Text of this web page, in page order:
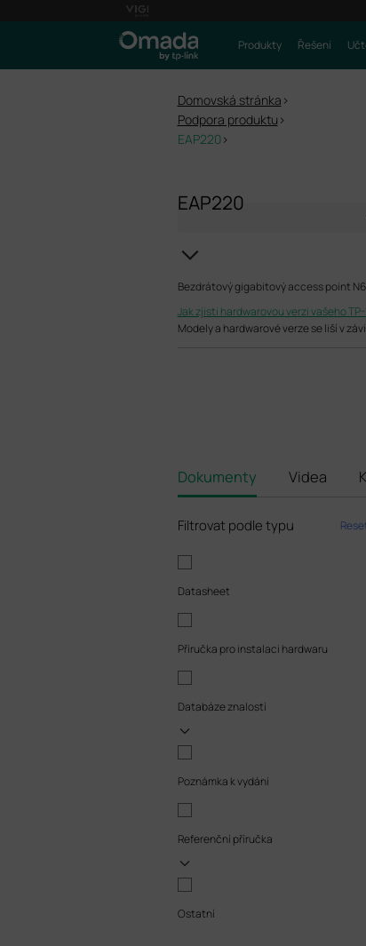
Produkty Řešení
Domovská stránka >
Podpora produktu >
EAP220>
EAP220
Bezdrátový gigabitový access point
Jak zjisti hardwarovou verzi vašeho
Modely a hardwarové verze se liší v
Dokumenty Videa
Filtrovat podle typu
Datasheet
Příručka pro instalaci hardwaru
Databáze znalostí
Poznámka k vydání
Referenční příručka
Ostatní